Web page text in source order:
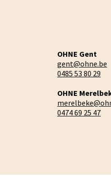
OHNE Gent
gent@ohne.be
0485 53 80 29
OHNE
0474 69 25 47